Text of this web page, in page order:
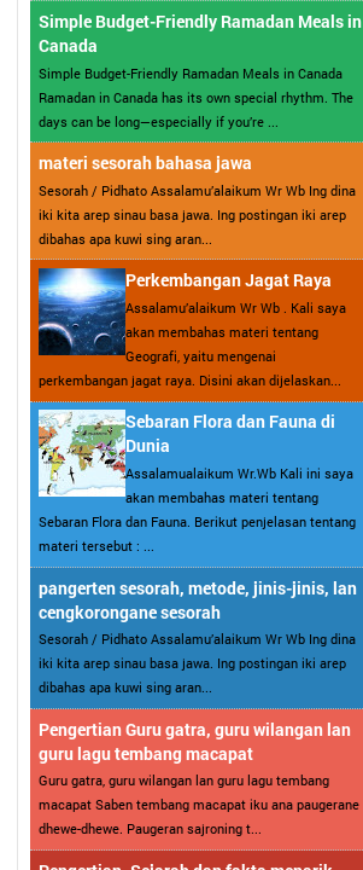
Simple Budget-Friendly Ramadan Meals in
Canada
Simple Budget-Friendly Ramadan Meals in Canada
Ramadan in Canada has its own special rhythm. The
days can be long—especially if you’re ...
materi sesorah bahasa jawa
Sesorah / Pidhato Assalamu’alaikum Wr Wb Ing dina
iki kita arep sinau basa jawa. Ing postingan iki arep
dibahas apa kuwi sing aran...
Perkembangan Jagat Raya
Assalamu’alaikum Wr Wb . Kali saya
akan membahas materi tentang
Geografi, yaitu mengenai
perkembangan jagat raya. Disini akan dijelaskan...
Sebaran Flora dan Fauna di
Dunia
Assalamualaikum Wr.Wb Kali ini saya
akan membahas materi tentang
Sebaran Flora dan Fauna. Berikut penjelasan tentang
materi tersebut : ...
pangerten sesorah, metode, jinis-jinis, lan
cengkorongane sesorah
Sesorah / Pidhato Assalamu’alaikum Wr Wb Ing dina
iki kita arep sinau basa jawa. Ing postingan iki arep
dibahas apa kuwi sing aran...
Pengertian Guru gatra, guru wilangan lan
guru lagu tembang macapat
Guru gatra, guru wilangan lan guru lagu tembang
macapat Saben tembang macapat iku ana paugerane
dhewe-dhewe. Paugeran sajroning t...